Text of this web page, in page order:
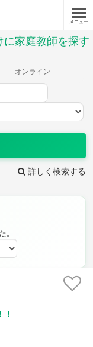
メニュー
家庭教師を探す
オンライン
詳しく検索する
。
！
体育